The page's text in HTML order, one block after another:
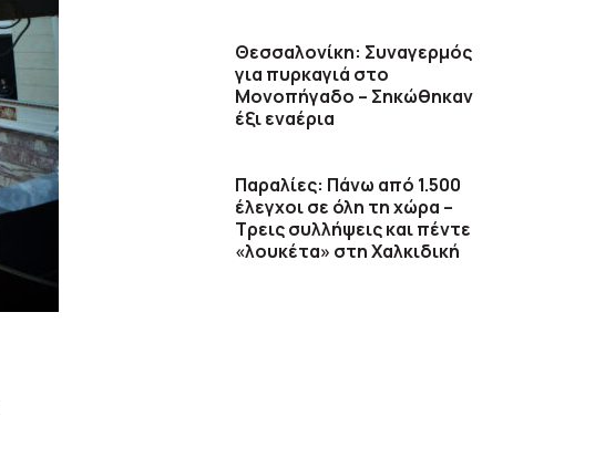
Θεσσαλονίκη: Συναγερμός
για πυρκαγιά στο
Μονοπήγαδο – Σηκώθηκαν
έξι εναέρια
Παραλίες: Πάνω από 1.500
έλεγχοι σε όλη τη χώρα –
Τρεις συλλήψεις και πέντε
«λουκέτα» στη Χαλκιδική